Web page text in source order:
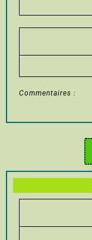
Commentaires :